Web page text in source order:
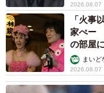
2026.08.07
「火事
家ぺー
の部屋
まいど
2026.08.07